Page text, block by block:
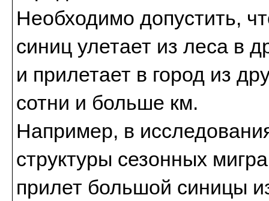
Необходимо допустить,
синиц улетает из леса в
и прилетает в город из
сотни и больше км.
Например, в
структуры сезонных
прилет большой синицы